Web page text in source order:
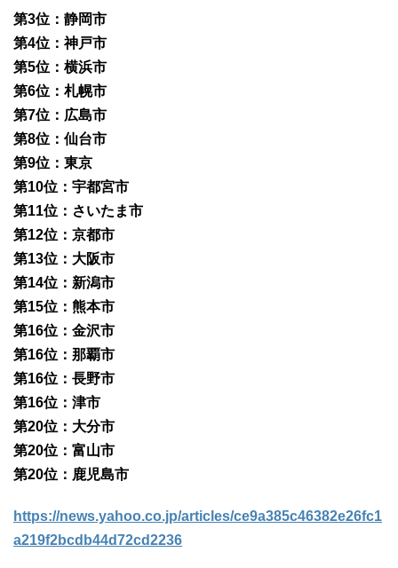
第3位：静岡市
第4位：神戸市
第5位：横浜市
第6位：札幌市
第7位：広島市
第8位：仙台市
第9位：東京
第10位：宇都宮市
第11位：さいたま市
第12位：京都市
第13位：大阪市
第14位：新潟市
第15位：熊本市
第16位：金沢市
第16位：那覇市
第16位：長野市
第16位：津市
第20位：大分市
第20位：富山市
第20位：鹿児島市
https://news.yahoo.co.jp/articles/ce9a385c46382e26fc1
a219f2bcdb44d72cd2236